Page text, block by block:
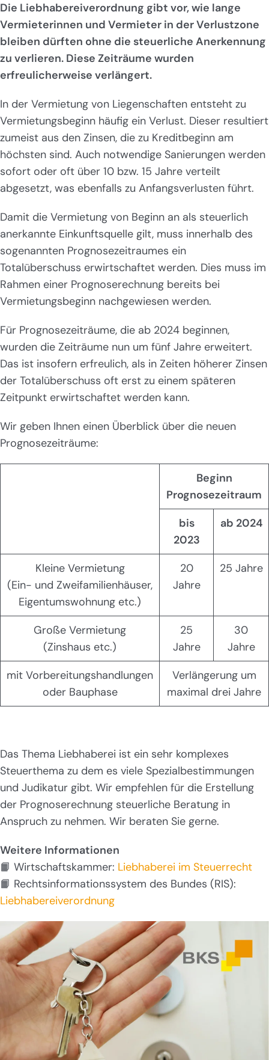
Die Liebhabereiverordnung gibt vor, wie lange
Vermieterinnen und Vermieter in der Verlustzone
bleiben dürften ohne die steuerliche Anerkennung
zu verlieren. Diese Zeiträume wurden
erfreulicherweise verlängert.
In der Vermietung von Liegenschaften entsteht zu
Vermietungsbeginn häufig ein Verlust. Dieser resultiert
zumeist aus den Zinsen, die zu Kreditbeginn am
höchsten sind. Auch notwendige Sanierungen werden
sofort oder oft über 10 bzw. 15 Jahre verteilt
abgesetzt, was ebenfalls zu Anfangsverlusten führt.
Damit die Vermietung von Beginn an als steuerlich
anerkannte Einkunftsquelle gilt, muss innerhalb des
sogenannten Prognosezeitraumes ein
Totalüberschuss erwirtschaftet werden. Dies muss im
Rahmen einer Prognoserechnung bereits bei
Vermietungsbeginn nachgewiesen werden.
Für Prognosezeiträume, die ab 2024 beginnen,
wurden die Zeiträume nun um fünf Jahre erweitert.
Das ist insofern erfreulich, als in Zeiten höherer Zinsen
der Totalüberschuss oft erst zu einem späteren
Zeitpunkt erwirtschaftet werden kann.
Wir geben Ihnen einen Überblick über die neuen
Prognosezeiträume:
Beginn
Prognosezeitraum
bis
2023
ab 2024
Kleine Vermietung
(Ein- und Zweifamilienhäuser,
Eigentumswohnung etc.)
20
Jahre
25 Jahre
Große Vermietung
(Zinshaus etc.)
25
Jahre
30
Jahre
mit Vorbereitungshandlungen
oder Bauphase
Verlängerung um
maximal drei Jahre
Das Thema Liebhaberei ist ein sehr komplexes
Steuerthema zu dem es viele Spezialbestimmungen
und Judikatur gibt. Wir empfehlen für die Erstellung
der Prognoserechnung steuerliche Beratung in
Anspruch zu nehmen. Wir beraten Sie gerne.
Weitere Informationen
📙 Wirtschaftskammer: Liebhaberei im Steuerrecht
📙 Rechtsinformationssystem des Bundes (RIS):
Liebhabereiverordnung